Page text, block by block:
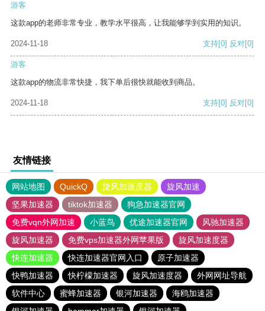
游客
这款app的老师非常专业，教学水平很高，让我能够学到实用的知识。
2024-11-18 支持[0] 反对[0]
游客
这款app的物流非常快捷，我下单后很快就能收到商品。
2024-11-18 支持[0] 反对[0]
友情链接
网站地图 QuickQ 旋风加速度器
旋风加速
坚果加速器
tiktok加速器
狗急加速器官网
免费vqn外网加速
小蓝鸟 优途加速器官网
风驰加速器
旋风加速器
免费vps加速器外网苹果版
旋风加速度器
快连加速器
快连加速器官网入口
原子加速器
快鸭加速器
快柠檬加速器 旋风加速度器
外网网址导航
软件中心
蜜蜂加速器 银河加速器
海鸥加速器